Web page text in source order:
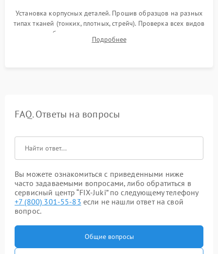
Установка корпусных деталей. Прошив образцов на разных
типах тканей (тонких, плотных, стрейч). Проверка всех видов
строчек, работы реверса, выметывания петли и намотчика
шпульки. Контроль плавности хода и отсутствия
Подробнее
FAQ. Ответы на вопросы
Вы можете ознакомиться с приведенными ниже
часто задаваемыми вопросами, либо обратиться в
сервисный центр “FIX-Juki” по следующему телефону
+7 (800) 301-55-83 если не нашли ответ на свой
вопрос.
Общие вопросы